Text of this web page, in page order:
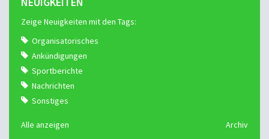
Zeige Neuigkeiten mit den Tags:
Organisatorisches
Ankündigungen
Sportberichte
Nachrichten
Sonstiges
Alle anzeigen Archiv